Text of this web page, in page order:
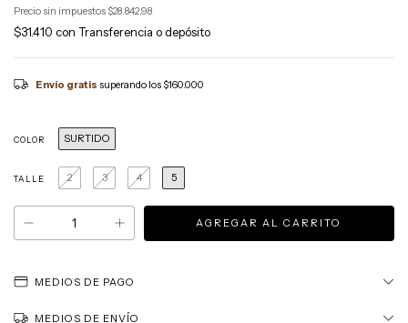
Precio sin impuestos $28.842,98
$31.410 con Transferencia o depósito
Envío gratis superando los$160.000
COLOR SURTIDO
TALLE 2 3 4 5
MEDIOS DE PAGO
MEDIOS DE ENVÍO